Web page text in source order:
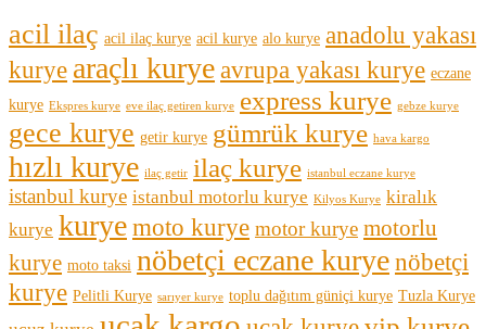
acil ilaç acil ilaç kurye acil kurye alo kurye anadolu yakası
kurye araçlı kuryeavrupa yakası kurye eczane
kurye Ekspres kurye eve ilaç getiren kurye express kurye gebze kurye
gece kurye getir kurye gümrük kurye hava kargo
hızlı kurye ilaç getir ilaç kurye istanbul eczane kurye
istanbul kurye istanbul motorlu kurye Kilyos Kurye kiralık
kurye kuryemoto kurye motor kurye motorlu
kurye moto taksi nöbetçi eczane kuryenöbetçi
kurye Pelitli Kurye sarıyer kurye toplu dağıtım güniçi kurye Tuzla Kurye